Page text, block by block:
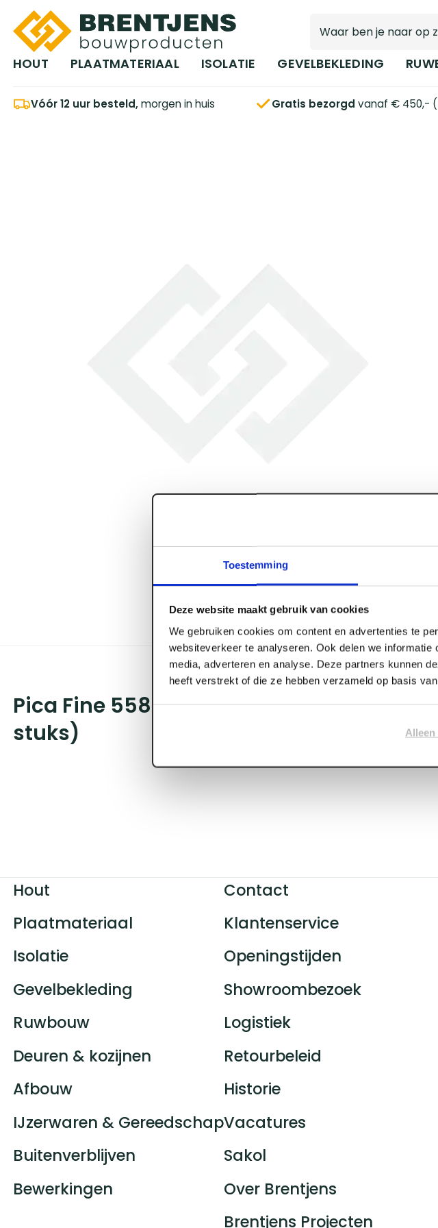
Toestemming
Deze website maakt gebruik van cookies
We gebruiken cookies om content en advertenties te
websiteverkeer te analyseren. Ook delen we
media, adverteren en analyse. Deze partners kunnen
heeft verstrekt of die ze hebben verzameld op basis
Ga naar hoofdinhoud
HOUT PLAATMATERIAAL ISOLATIE GEVELBEKLEDING
Vóór 12 uur besteld,morgen in huis Gratis bezorgd vanaf € 450,-
Pica Fine 55802 Dry reserve gum (5
stuks)
Hout
Plaatmateriaal
Isolatie
Gevelbekleding
Ruwbouw
Deuren & kozijnen
Afbouw
IJzerwaren & Gereedschap
Buitenverblijven
Bewerkingen
Contact
Klantenservice
Openingstijden
Showroombezoek
Logistiek
Retourbeleid
Historie
Vacatures
Sakol
Over Brentjens
Brentjens Projecten